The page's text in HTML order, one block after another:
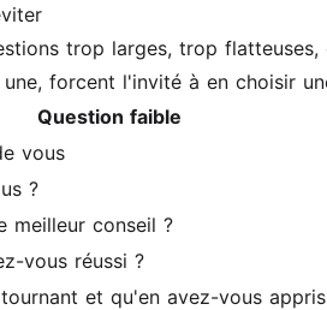
trop larges, trop
une, forcent l'invité à en choisir
Question faible
vous
?
meilleur conseil ?
vous réussi ?
et qu'en avez-vous